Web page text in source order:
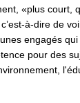
«plus court,
à-dire de
engagés
pour des